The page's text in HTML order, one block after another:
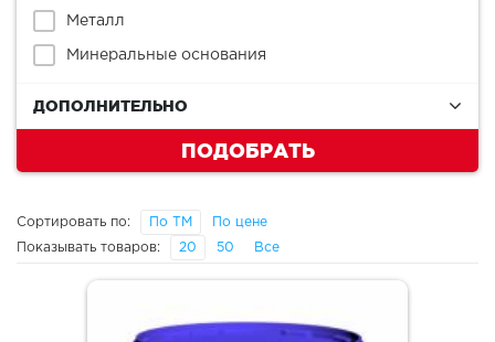
Металл
Минеральные основания
ДОПОЛНИТЕЛЬНО
ПОДОБРАТЬ
Сортировать по: По ТМ По цене
Показывать товаров: 20 50 Все